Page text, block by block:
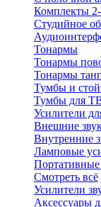
Комплекты
Студийное
Тонармы
Тонармы
Тонармы
Тумбы и
Тумбы для
Усилители
Внешние
Внутренние
Ламповые
Портативные
Смотреть всё
Усилители
Аксессуары